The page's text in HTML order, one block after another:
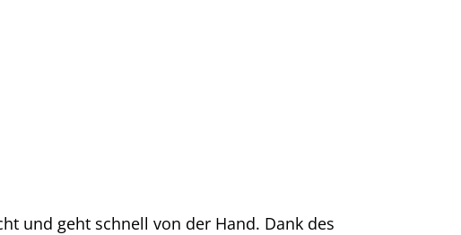
und geht schnell von der Hand. Dank des